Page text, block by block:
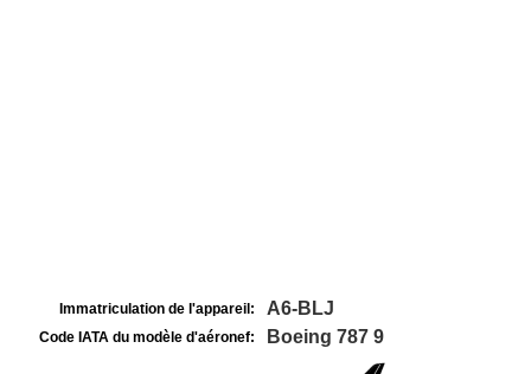
Immatriculation de l'appareil: A6-BLJ
Code IATA du modèle d'aéronef: Boeing 787 9